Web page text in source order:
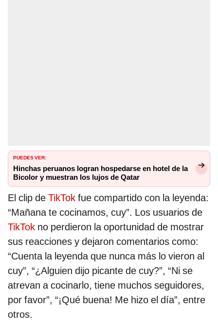
PUEDES VER:
Hinchas peruanos logran hospedarse en hotel de la
Bicolor y muestran los lujos de Qatar
El clip de TikTok fue compartido con la leyenda:
“Mañana te cocinamos, cuy”. Los usuarios de
TikTok no perdieron la oportunidad de mostrar
sus reacciones y dejaron comentarios como:
“Cuenta la leyenda que nunca más lo vieron al
cuy”, “¿Alguien dijo picante de cuy?”, “Ni se
atrevan a cocinarlo, tiene muchos seguidores,
por favor”, “¡Qué buena! Me hizo el día”, entre
otros.